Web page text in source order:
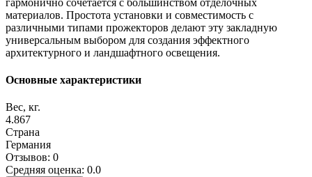
материалов. Простота установки и совместимость с
различными типами прожекторов делают эту закладную
универсальным выбором для создания эффектного
архитектурного и ландшафтного освещения.
Основные характеристики
Вес, кг.
4.867
Страна
Германия
Отзывов: 0
Средняя оценка: 0.0